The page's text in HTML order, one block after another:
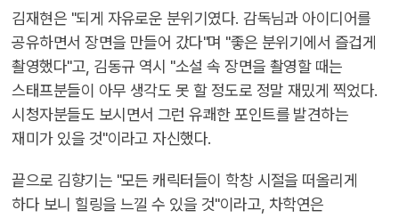
김재현은 "되게 자유로운 분위기였다. 감독님과 아이디어를
공유하면서 장면을 만들어 갔다"며 "좋은 분위기에서 즐겁게
촬영했다"고, 김동규 역시 "소설 속 장면을 촬영할 때는
스태프분들이 아무 생각도 못 할 정도로 정말 재밌게 찍었다.
시청자분들도 보시면서 그런 유쾌한 포인트를 발견하는
재미가 있을 것"이라고 자신했다.
끝으로 김향기는 "모든 캐릭터들이 학창 시절을 떠올리게
하다 보니 힐링을 느낄 수 있을 것"이라고, 차학연은